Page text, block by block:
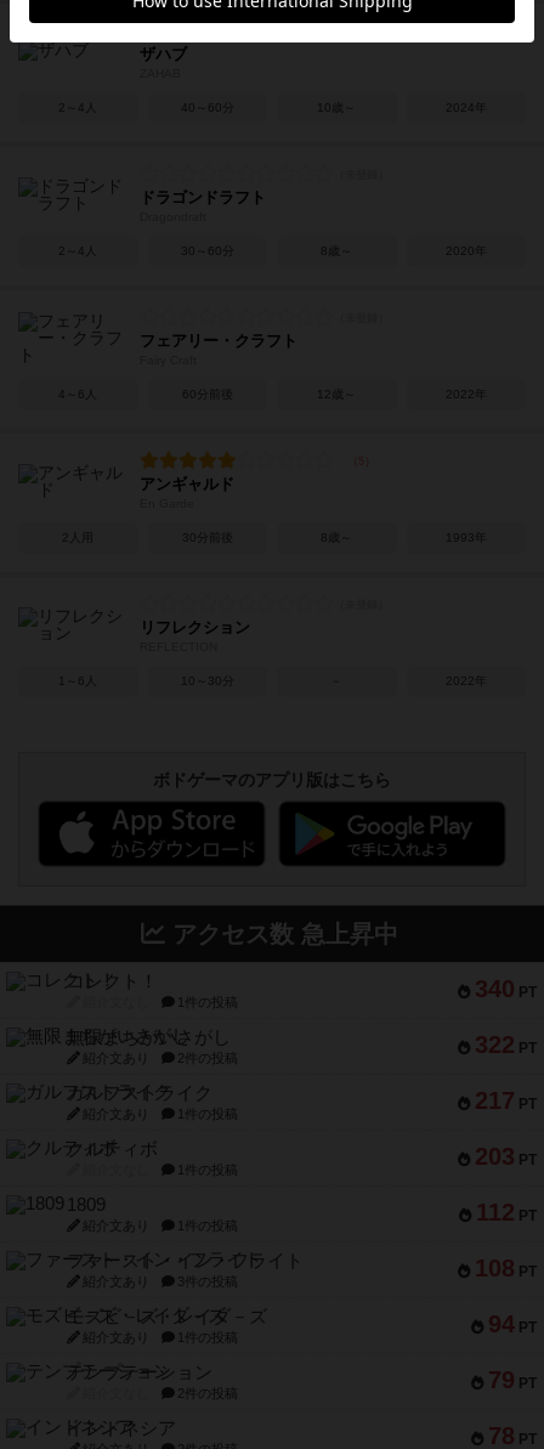
ザハブ
2～4人 40～60分 10歳～ 2024年
ドラゴンドラフト
2～4人 30～60分 8歳～ 2020年
フェアリー・クラフト
4～6人 60分前後 12歳～ 2022年
アンギャルド
2人用 30分前後 8歳～ 1993年
リフレクション
1～6人 10～30分 2022年
ボドゲーマのアプリ版はこちら
アクセス数 急上昇中
340 PT
コレクト！
1件の投稿
322 PT
無限まちがいさがし
紹介文あり 2件の投稿
217 PT
ガルフストライク
紹介文あり 1件の投稿
203 PT
クルティボ
1件の投稿
112 PT
1809
紹介文あり 1件の投稿
108 PT
ファースト・イン・フライト
紹介文あり 3件の投稿
94 PT
モズビ－ズ・レイダ－ズ
紹介文あり 1件の投稿
79 PT
テンプテーション
2件の投稿
78 PT
インドネシア